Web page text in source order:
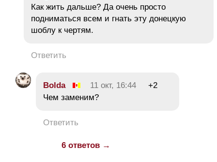
Как жить дальше? Да очень просто
подниматься всем и гнать эту донецкую
шоблу к чертям.
Ответить
Bolda 11 окт, 16:44
+2
Чем заменим?
Ответить
6 ответов →